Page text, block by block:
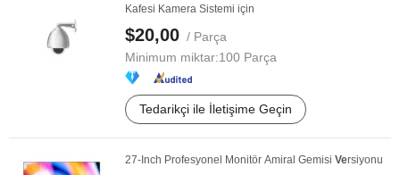
Kafesi Kamera Sistemi için
$20,00 / Parça
Minimum miktar:100 Parça
Tedarikçi ile İletişime Geçin
27-Inch Profesyonel Monitör Amiral Gemisi Versiyonu